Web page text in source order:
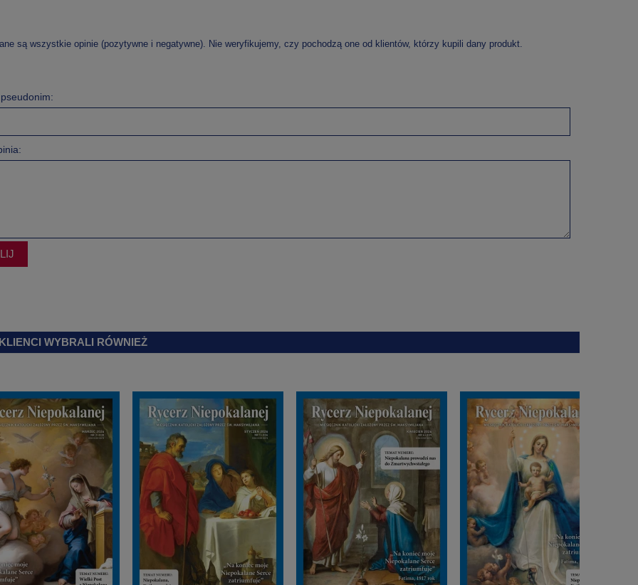
są wszystkie opinie (pozytywne i negatywne). Nie weryfikujemy, czy pochodzą one od klientów, którzy kupili dany produkt.
WYBRALI RÓWNIEŻ